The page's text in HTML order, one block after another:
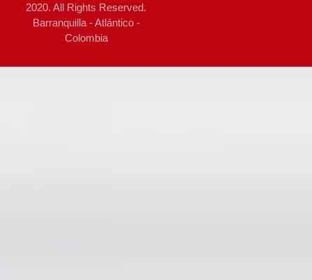
2020. All Rights Reserved.
Barranquilla - Atlántico -
Colombia